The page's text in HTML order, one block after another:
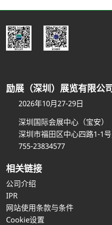
励展（深圳）展览有限公
2026年10月27-29日
深圳国际会展中心（宝安）
深圳市福田区中心四路1-1
755-23834577
相关链接
公司介绍
IPR
网站使用条款与条件
Cookie设置